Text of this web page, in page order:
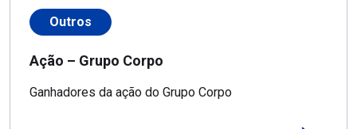
Outros
Ação – Grupo Corpo
Ganhadores da ação do Grupo Corpo